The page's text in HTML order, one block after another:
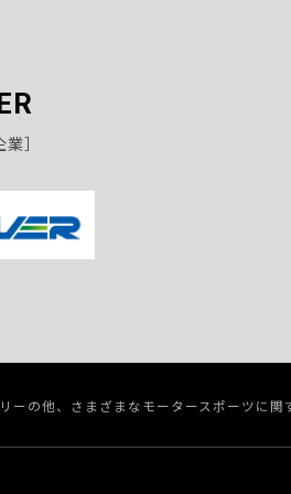
］
の他、さまざまなモータースポーツに関